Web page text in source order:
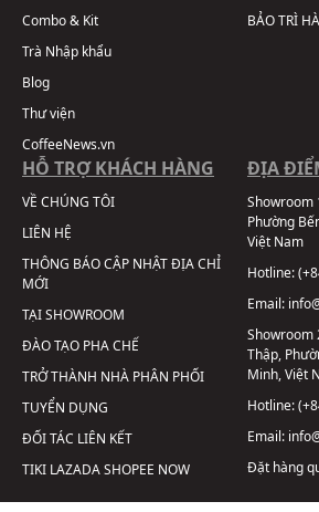
Combo & Kit
Trà Nhập khẩu
Blog
Thư viện
CoffeeNews.vn
BẢO TRÌ
HỖ TRỢ KHÁCH HÀNG
VỀ CHÚNG TÔI
LIÊN HỆ
THÔNG BÁO CẬP NHẬT ĐỊA CHỈ
MỚI
TẠI SHOWROOM
ĐÀO TẠO PHA CHẾ
TRỞ THÀNH NHÀ PHÂN PHỐI
TUYỂN DỤNG
ĐỐI TÁC LIÊN KẾT
TIKI LAZADASHOPEE NOW
ĐỊA
Showroom
Phường
Việt Nam
Hotline:
Email:
Showroom
Thập,
Minh, Việt
Hotline:
Email:
Đặt hàng